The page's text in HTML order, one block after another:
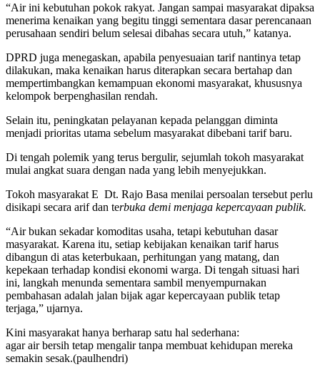
“Air ini kebutuhan pokok rakyat. Jangan sampai masyarakat dipaksa
menerima kenaikan yang begitu tinggi sementara dasar perencanaan
perusahaan sendiri belum selesai dibahas secara utuh,” katanya.
DPRD juga menegaskan, apabila penyesuaian tarif nantinya tetap
dilakukan, maka kenaikan harus diterapkan secara bertahap dan
mempertimbangkan kemampuan ekonomi masyarakat, khususnya
kelompok berpenghasilan rendah.
Selain itu, peningkatan pelayanan kepada pelanggan diminta
menjadi prioritas utama sebelum masyarakat dibebani tarif baru.
Di tengah polemik yang terus bergulir, sejumlah tokoh masyarakat
mulai angkat suara dengan nada yang lebih menyejukkan.
Tokoh masyarakat E Dt. Rajo Basa menilai persoalan tersebut perlu
disikapi secara arif dan terbuka demi menjaga kepercayaan publik.
“Air bukan sekadar komoditas usaha, tetapi kebutuhan dasar
masyarakat. Karena itu, setiap kebijakan kenaikan tarif harus
dibangun di atas keterbukaan, perhitungan yang matang, dan
kepekaan terhadap kondisi ekonomi warga. Di tengah situasi hari
ini, langkah menunda sementara sambil menyempurnakan
pembahasan adalah jalan bijak agar kepercayaan publik tetap
terjaga,” ujarnya.
Kini masyarakat hanya berharap satu hal sederhana:
agar air bersih tetap mengalir tanpa membuat kehidupan mereka
semakin sesak.(paulhendri)